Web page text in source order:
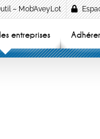
– Mob’AveyLot
entreprises